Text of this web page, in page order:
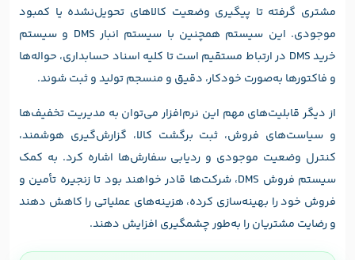
مشتری گرفته تا پیگیری وضعیت کالاهای تحویل‌نشده یا کمبود
موجودی. این سیستم همچنین با سیستم انبار DMS و سیستم
خرید DMS در ارتباط مستقیم است تا کلیه اسناد حسابداری، حواله‌ها
و فاکتورها به‌صورت خودکار، دقیق و منسجم تولید و ثبت شوند.
از دیگر قابلیت‌های مهم این نرم‌افزار می‌توان به مدیریت تخفیف‌ها
و سیاست‌های فروش، ثبت برگشت کالا، گزارش‌گیری هوشمند،
کنترل وضعیت موجودی و ردیابی سفارش‌ها اشاره کرد. به کمک
سیستم فروش DMS، شرکت‌ها قادر خواهند بود تا زنجیره تأمین و
فروش خود را بهینه‌سازی کرده، هزینه‌های عملیاتی را کاهش دهند
و رضایت مشتریان را به‌طور چشمگیری افزایش دهند.